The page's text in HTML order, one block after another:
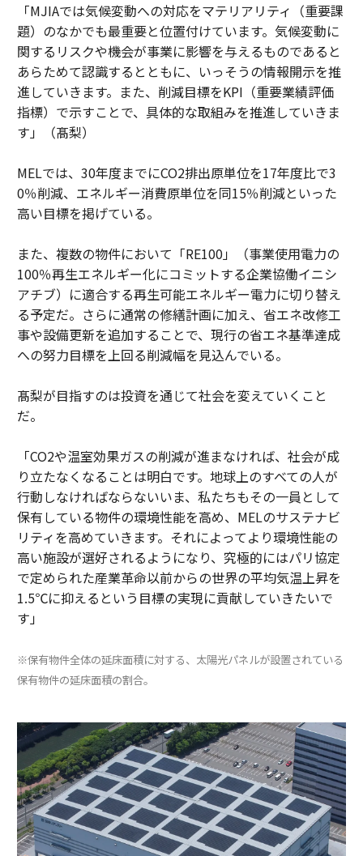
「MJIAでは気候変動への対応をマテリアリティ（重要課
題）のなかでも最重要と位置付けています。気候変動に
関するリスクや機会が事業に影響を与えるものであると
あらためて認識するとともに、いっそうの情報開示を推
進していきます。また、削減目標をKPI（重要業績評価
指標）で示すことで、具体的な取組みを推進していきま
す」（髙梨）
MELでは、30年度までにCO2排出原単位を17年度比で3
0％削減、エネルギー消費原単位を同15％削減といった
高い目標を掲げている。
また、複数の物件において「RE100」（事業使用電力の
100％再生エネルギー化にコミットする企業協働イニシ
アチブ）に適合する再生可能エネルギー電力に切り替え
る予定だ。さらに通常の修繕計画に加え、省エネ改修工
事や設備更新を追加することで、現行の省エネ基準達成
への努力目標を上回る削減幅を見込んでいる。
髙梨が目指すのは投資を通じて社会を変えていくこと
だ。
「CO2や温室効果ガスの削減が進まなければ、社会が成
り立たなくなることは明白です。地球上のすべての人が
行動しなければならないいま、私たちもその一員として
保有している物件の環境性能を高め、MELのサステナビ
リティを高めていきます。それによってより環境性能の
高い施設が選好されるようになり、究極的にはパリ協定
で定められた産業革命以前からの世界の平均気温上昇を
1.5℃に抑えるという目標の実現に貢献していきたいで
す」
※保有物件全体の延床面積に対する、太陽光パネルが設置されている
保有物件の延床面積の割合。